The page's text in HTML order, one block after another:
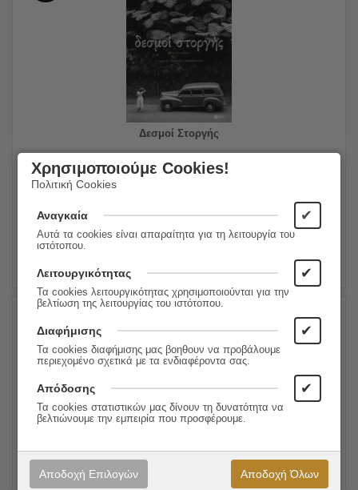
Δεσμοί Στοργής
Συγγραφέας: Ροδρίγο Ασμπούν
Εκδόσεις:Εκδόσεις Πατάκη
ΠΡΟΣΘΗΚΗ ΣΤΟ ΚΑΛΑΘΙ
20%
Πλατεία Διαμαντιού
Χρησιμοποιούμε Cookies!
Πολιτική Cookies
Αναγκαία ✔
Αυτά τα cookies είναι απαραίτητα για τη λειτουργία του
ιστότοπου.
Λειτουργικότητας ✔
Τα cookies λειτουργικότητας χρησιμοποιούνται για την
βελτίωση της λειτουργίας του ιστότοπου.
Διαφήμισης ✔
Τα cookies διαφήμισης μας βοηθουν να προβάλουμε
περιεχομένο σχετικά με τα ενδιαφέροντα σας.
Απόδοσης ✔
Τα cookies στατιστικών μας δίνουν τη δυνατότητα να
βελτιώνουμε την εμπειρία που προσφέρουμε.
Αποδοχή Επιλογών Αποδοχή Όλων